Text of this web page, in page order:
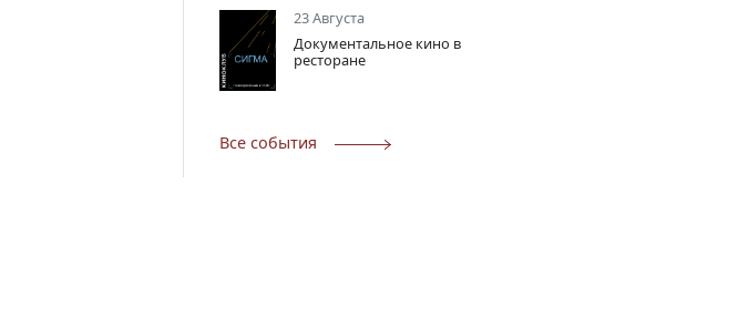
23 Августа
Документальное кино в
ресторане
Все события